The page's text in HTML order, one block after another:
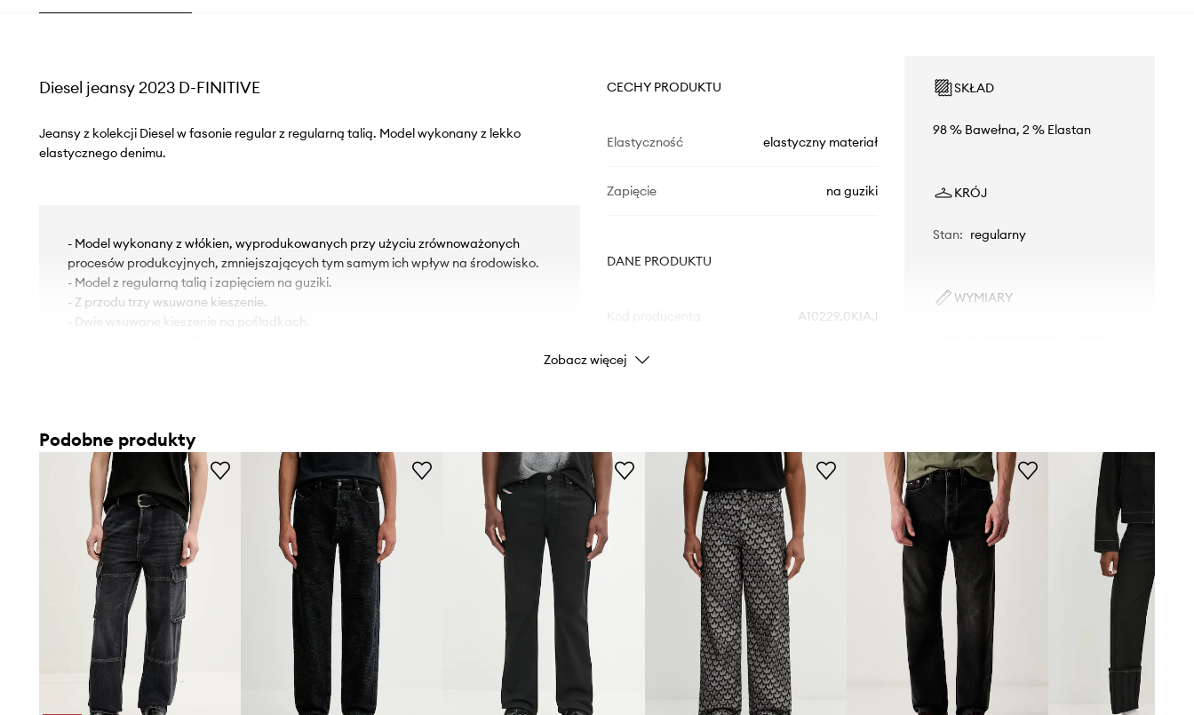
Diesel jeansy 2023 D-FINITIVE
Jeansy z kolekcji Diesel w fasonie regular z regularną talią. Model wykonany z lekko
elastycznego denimu.
- Model wykonany z włókien, wyprodukowanych przy użyciu zrównoważonych
procesów produkcyjnych, zmniejszających tym samym ich wpływ na środowisko.
- Model z regularną talią i zapięciem na guziki.
- Z przodu trzy wsuwane kieszenie.
- Dwie wsuwane kieszenie na pośladkach.
- Długość zewnętrzna nogawki: 103 cm.
- Wymiary podane dla rozmiaru: 31.
CECHY PRODUKTU
Elastyczność elastyczny materiał
Zapięcie na guziki
DANE PRODUKTU
A10229.0KIAJ
Kolor producenta
Marka
ID Produktu
SKŁAD
98 % Bawełna, 2 % Elastan
KRÓJ
Stan: regularny
WYMIARY
Tabela rozmiarów
Zobacz więcej
Podobne produkty